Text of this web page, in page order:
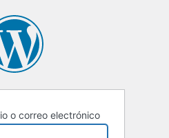
o correo electrónico